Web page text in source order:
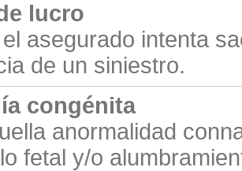
lucro
asegurado intenta
de un siniestro.
congénita
anormalidad
fetal y/o